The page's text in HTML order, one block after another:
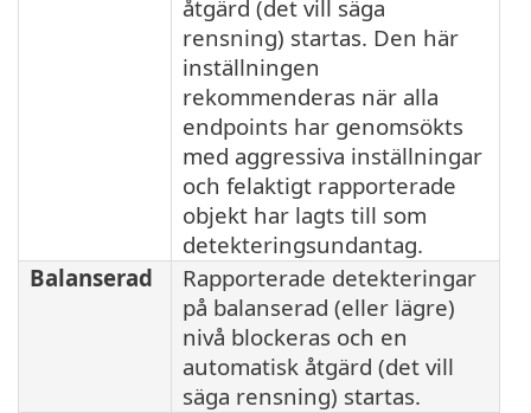
åtgärd (det vill säga
rensning) startas. Den här
inställningen
rekommenderas när alla
endpoints har genomsökts
med aggressiva inställningar
och felaktigt rapporterade
objekt har lagts till som
detekteringsundantag.
Balanserad
Rapporterade detekteringar
på balanserad (eller lägre)
nivå blockeras och en
automatisk åtgärd (det vill
säga rensning) startas.